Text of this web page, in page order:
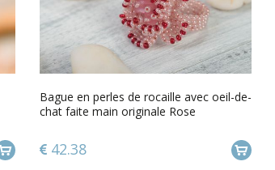
Bague en perles de rocaille avec oeil-de-
chat faite main originale Rose
42.38